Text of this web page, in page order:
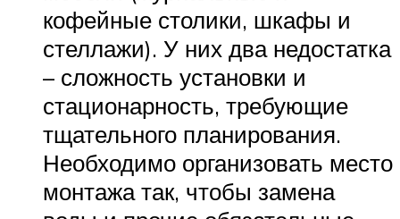
кофейные столики, шкафы и
стеллажи). У них два недостатка
– сложность установки и
стационарность, требующие
тщательного планирования.
Необходимо организовать место
монтажа так, чтобы замена